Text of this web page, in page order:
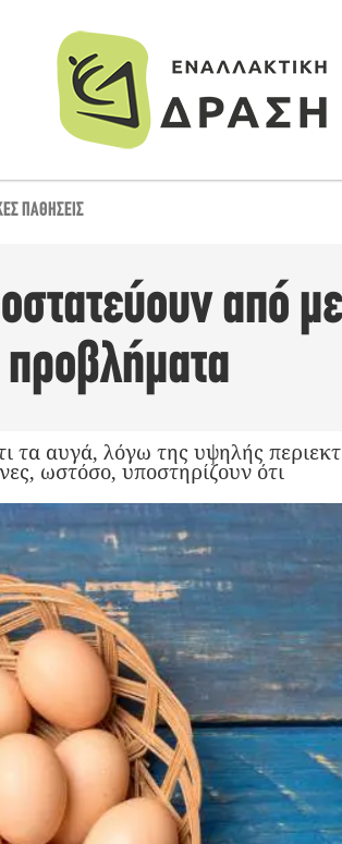
ΠΑΘΉΣΕΙΣ
από
τα αυγά, λόγω της υψηλής
ωστόσο, υποστηρίζουν ότι